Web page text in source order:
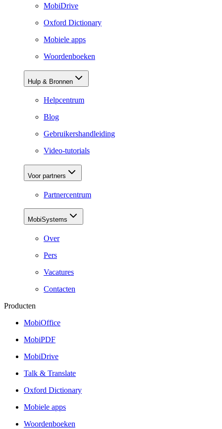
MobiDrive
Oxford Dictionary
Mobiele apps
Woordenboeken
Hulp & Bronnen
Helpcentrum
Blog
Gebruikershandleiding
Video-tutorials
Voor partners
Partnercentrum
MobiSystems
Over
Pers
Vacatures
Contacten
Producten
MobiOffice
MobiPDF
MobiDrive
Talk & Translate
Oxford Dictionary
Mobiele apps
Woordenboeken